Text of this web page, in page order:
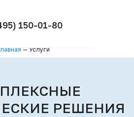
150-01-80
— Услуги
РЕШЕНИЯ